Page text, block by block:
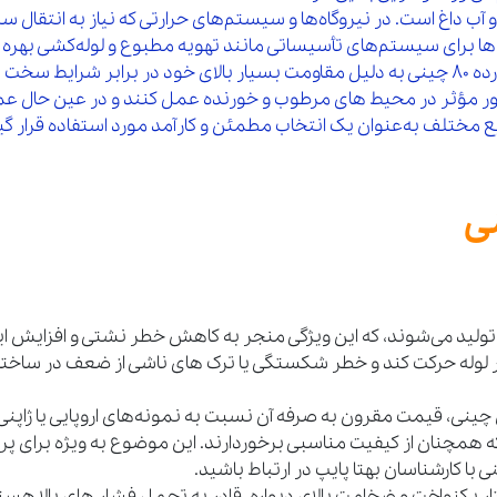
سیستم‌های تأسیساتی مانند تهویه مطبوع و لوله‌کشی بهره
سیستم‌ها را افزایش می‌دهند. در صنایع دریایی، لوله مانیسمان رده 80 چینی به دلیل
طور مؤثر در محیط‌ های مرطوب و خورنده عمل کنند و در عین حال
رده 80 چینی بدون درز تولید می‌شوند، که این ویژگی منجر به کاهش خطر
لوله حرکت کند و خطر شکستگی یا ترک‌ های ناشی از ضعف در
قیمت مقرون‌ به‌ صرفه آن نسبت به نمونه‌های اروپایی یا
که همچنان از کیفیت مناسبی برخوردارند. این موضوع به‌
با کارشناسان بهتا پایپ در ارتباط باشید.